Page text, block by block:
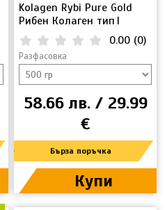
Kolagen Rybi Pure Gold
Рибен Колаген тип I
0.00 (0)
Разфасовка
58.66 лв. / 29.99
€
Бърза поръчка
Купи